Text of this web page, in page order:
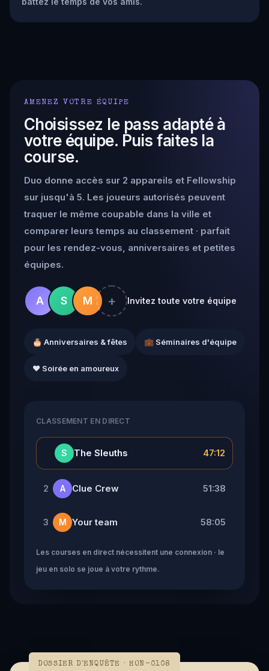
AMENEZ VOTRE ÉQUIPE
Choisissez le pass adapté à
votre équipe. Puis faites la
course.
Duo donne accès sur 2 appareils et Fellowship
sur jusqu'à 5. Les joueurs autorisés peuvent
traquer le même coupable dans la ville et
comparer leurs temps au classement · parfait
pour les rendez-vous, anniversaires et petites
équipes.
A S M + Invitez toute votre équipe
🎂 Anniversaires & fêtes 💼 Séminaires d'équipe
❤️ Soirée en amoureux
CLASSEMENT EN DIRECT
S The Sleuths 47:12
2 A Clue Crew 51:38
3 M Your team 58:05
Les courses en direct nécessitent une connexion · le
jeu en solo se joue à votre rythme.
DOSSIER D'ENQUÊTE · HON-0108